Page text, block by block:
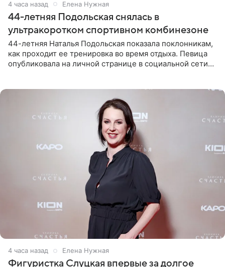
4 часа назад Елена Нужная
44-летняя Подольская снялась в
ультракоротком спортивном комбинезоне
44-летняя Наталья Подольская показала поклонникам,
как проходит ее тренировка во время отдыха. Певица
опубликовала на личной странице в социальной сети
4 часа назад Елена Нужная
Фигуристка Слуцкая впервые за долгое